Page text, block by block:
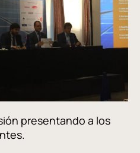
presentando a los